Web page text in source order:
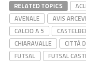
RELATED TOPICS
AVENALE
AVIS
CALCIO A 5
CHIARAVALLE
CITTÀ
FUTSAL
FUTSAL